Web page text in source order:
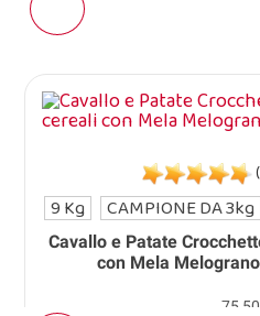
Cavallo e Patate
con Mela
9 Kg CAMPIONE DA 3kg